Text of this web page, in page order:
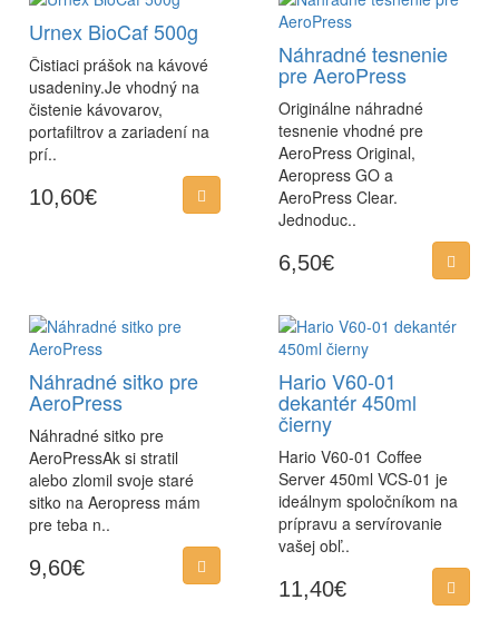
Urnex BioCaf 500g
Čistiaci prášok na kávové
usadeniny.Je vhodný na
čistenie kávovarov,
portafiltrov a zariadení na
prí..
10,60€
Náhradné tesnenie
pre AeroPress
Originálne náhradné
tesnenie vhodné pre
AeroPress Original,
Aeropress GO a
AeroPress Clear.
Jednoduc..
6,50€
Náhradné sitko pre
AeroPress
Náhradné sitko pre
AeroPressAk si stratil
alebo zlomil svoje staré
sitko na Aeropress mám
pre teba n..
9,60€
Hario V60-01
dekantér 450ml
čierny
Hario V60-01 Coffee
Server 450ml VCS-01 je
ideálnym spoločníkom na
prípravu a servírovanie
vašej obľ..
11,40€